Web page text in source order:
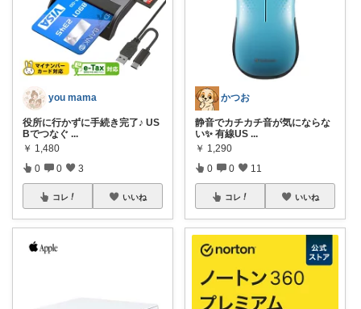
you mama
役所に行かずに手続き完了♪ US
Bでつなぐ ...
￥ 1,480
0 0 3
コレ いいね
かつお
静音でカチカチ音が気にならな
い✨ 有線US ...
￥ 1,290
0 0 11
コレ いいね